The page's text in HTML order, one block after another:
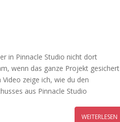
in Pinnacle Studio nicht dort
wenn das ganze Projekt gesichert
zeige ich, wie du den
aus Pinnacle Studio
WEITERLESEN